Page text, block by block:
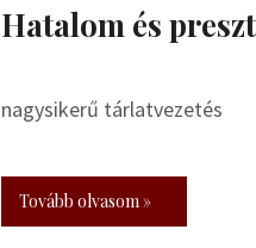
Hatalom és
nagysikerű tárlatvezetés
Tovább olvasom »